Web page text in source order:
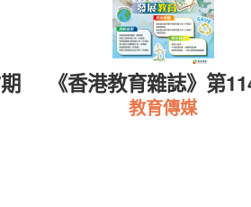
《香港教育雜誌》第
教育傳媒